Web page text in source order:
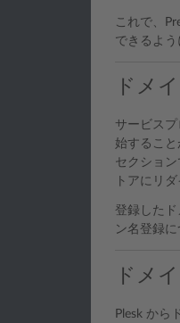
これで、
できるよ
ドメ
サービス
始すること
セクショ
トアにリ
登録したド
ン名登録
ドメ
Plesk から